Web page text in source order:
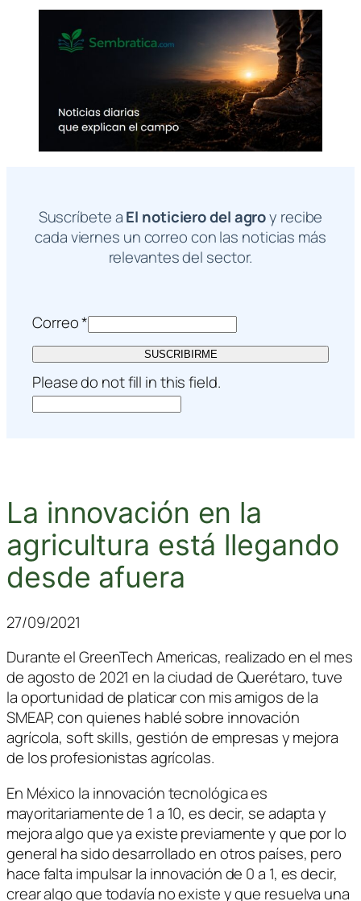
Suscríbete aEl noticiero del agroy recibe
cada viernes un correo con las noticias más
relevantes del sector.
Correo*
SUSCRIBIRME
Please do not fill in this field.
La innovación en la
agricultura está llegando
desde afuera
27/09/2021
Durante el GreenTech Americas, realizado en el mes
de agosto de 2021 en la ciudad de Querétaro, tuve
la oportunidad de platicar con mis amigos de la
SMEAP, con quienes hablé sobre innovación
agrícola, soft skills, gestión de empresas y mejora
de los profesionistas agrícolas.
En México la innovación tecnológica es
mayoritariamente de 1 a 10, es decir, se adapta y
mejora algo que ya existe previamente y que por lo
general ha sido desarrollado en otros países, pero
hace falta impulsar la innovación de 0 a 1, es decir,
crear algo que todavía no existe y que resuelva una